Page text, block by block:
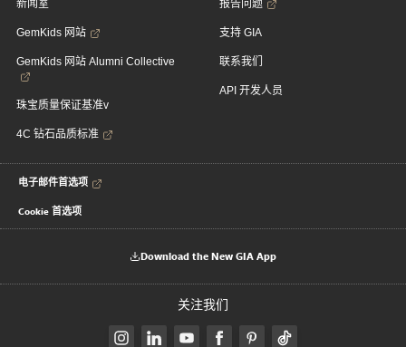
新闻室
GemKids 网站
GemKids 网站 Alumni Collective
珠宝质量保证基准v
4C 钻石品质标准
报告问题
支持 GIA
联系我们
API 开发人员
电子邮件首选项
Cookie 首选项
Download the New GIA App
关注我们